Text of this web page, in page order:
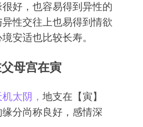
好，也容易得到异性的
性交往上也易得到情欲
安适也比较长寿。
母宫在寅
机太阴 ， 地支在【寅】
分尚称良好，感情深